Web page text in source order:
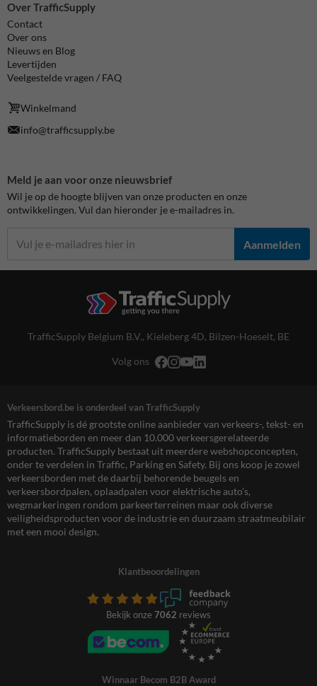
Over TrafficSupply
Contact
Over ons
Nieuws en Blog
Levertijden
Veelgestelde vragen / FAQ
Winkelmand
info@trafficsupply.be
Meld je aan voor onze nieuwsbrief
Wil je op de hoogte blijven van onze producten en onze
ontwikkelingen. Vul dan hieronder je e-mailadres in.
Aanmelden
TrafficSupply Belgium B.V., Kieleberg 4D, Bilzen-Hoeselt, BE
Volg ons
Verkeersbord.be is onderdeel van TrafficSupply
TrafficSupply is dé grootste online aanbieder van verkeers-, tekst- en
informatieborden en meer dan 10.000 verkeersgerelateerde
producten. TrafficSupply bestaat uit meerdere webshopconcepten,
onder te verdelen in Traffic, Parking en Safety. Bij ons koop je zowel
verkeersborden met de daarbij behorende beugels en
verkeersbordpalen, oplaadpalen voor elektrische auto’s,
wegmarkeringen rondom parkeerterreinen maar ook diverse
veiligheidsproducten voor de industrie en duurzaam straatmeubilair
met een mooi design.
Klantbeoordelingen
Bekijk onze 7062 reviews
Winnaar Becom B2B Award